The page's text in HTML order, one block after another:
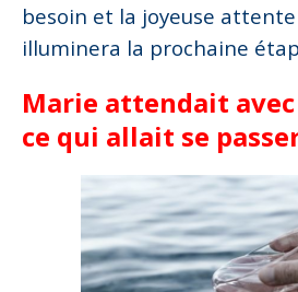
besoin et la joyeuse attente
illuminera la prochaine
Marie attendait
ce qui allait se